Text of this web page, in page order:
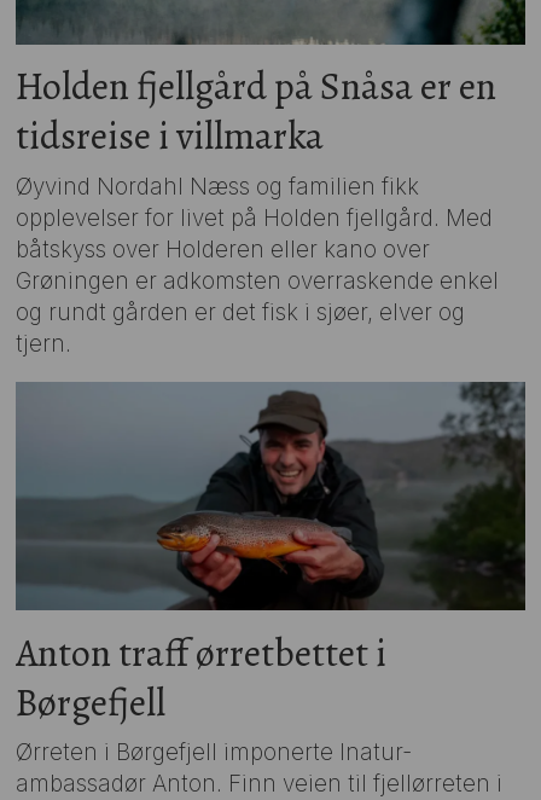
Holden fjellgård på Snåsa er en
tidsreise i villmarka
Øyvind Nordahl Næss og familien fikk
opplevelser for livet på Holden fjellgård. Med
båtskyss over Holderen eller kano over
Grøningen er adkomsten overraskende enkel
og rundt gården er det fisk i sjøer, elver og
tjern.
Anton traff ørretbettet i
Børgefjell
Ørreten i Børgefjell imponerte Inatur-
ambassadør Anton. Finn veien til fjellørreten i